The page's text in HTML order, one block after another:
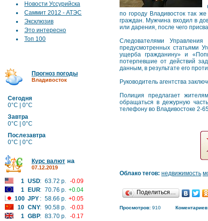
Новости Уссурийска
Саммит 2012 - АТЭС
Эксклюзив
Это интересно
Топ 100
Прогноз погоды
Владивосток
Сегодня
0°C | 0°C
Завтра
0°C | 0°C
Послезавтра
0°C | 0°C
Курс валют на
07.12.2019
1 USD: 63.72 р. -0.09
1
EUR: 70.76 р. +0.04
100 JPY : 58.66 р. +0.05
10 CNY: 90.58 р. -0.03
1 GBP: 83.70 р. -0.17
по городу Владивосток так
граждан. Мужчина входил в
или дарения, после чего
Следователями
предусмотренных статьями
ущерба гражданину» и
потерпевшие от действий
данным, в результате его
Руководитель агентства
Полиция предлагает
обращаться в дежурную
телефону во Владивостоке 2-
Облако тегов: недвижимость
Поделиться…
Просмотров: 910